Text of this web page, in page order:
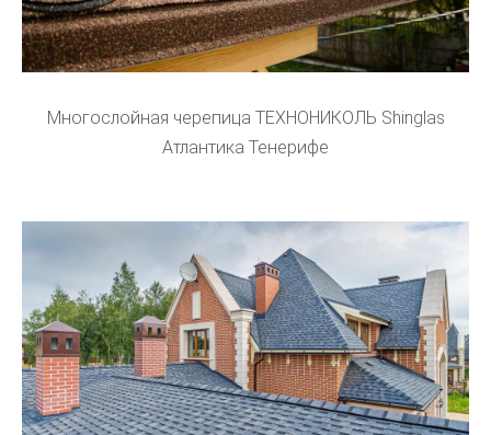
Многослойная черепица ТЕХНОНИКОЛЬ Shinglas
Атлантика Тенерифе